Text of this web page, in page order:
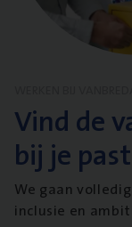
Vind de
bij je past
We gaan
inclusie en